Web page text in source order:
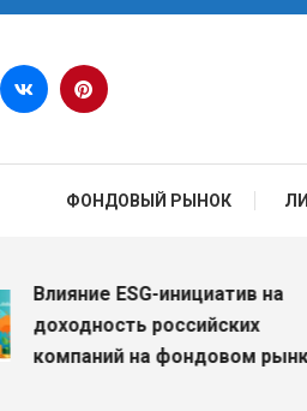
Перейти к содержимому
ФОНДОВЫЙ РЫНОК
ESG-инициатив на
российских
на фондовом рынке